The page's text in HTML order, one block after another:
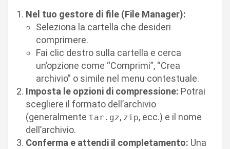
Nel tuo gestore di file (File Manager):
Seleziona la cartella che desideri
comprimere.
Fai clic destro sulla cartella e cerca
un’opzione come “Comprimi”, “Crea
archivio” o simile nel menu contestuale.
Imposta le opzioni di compressione: Potrai
scegliere il formato dell’archivio
(generalmente tar.gz, zip, ecc.) e il nome
dell’archivio.
Conferma e attendi il completamento: Una